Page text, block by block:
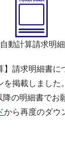
動計算請求明
】請求明細書に
掲載しました。
の明細書でお
から再度のダウ